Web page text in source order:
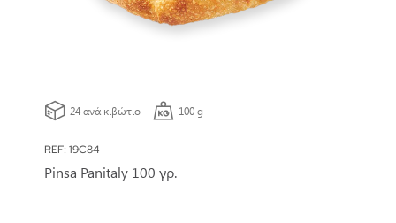
24 ανά κιβώτιο 100 g
REF: 19C84
Pinsa Panitaly 100 γρ.